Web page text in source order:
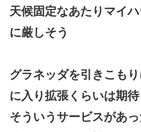
天候固定なあたりマイ
に厳しそう
グラネッダを引きこも
に入り拡張くらいは期
そういうサービスがあ